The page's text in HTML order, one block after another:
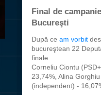
Final de
Bucureşti
După ce am vorbit
bucureştean 22
finale.
Corneliu Ciontu
23,74%, Alina
(independent) -